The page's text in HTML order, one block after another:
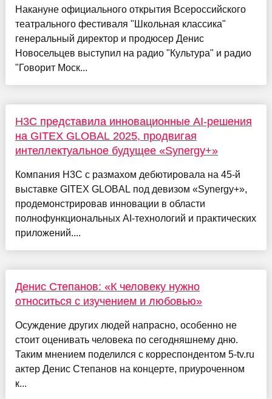
Накануне официального открытия Всероссийского
театрального фестиваля "Школьная классика"
генеральный директор и продюсер Денис
Новосельцев выступил на радио "Культура" и радио
"Говорит Моск...
H3C представила инновационные AI-решения
на GITEX GLOBAL 2025, продвигая
интеллектуальное будущее «Synergy+»
Компания H3C с размахом дебютировала на 45-й
выставке GITEX GLOBAL под девизом «Synergy+»,
продемонстрировав инновации в области
полнофункциональных AI-технологий и практических
приложений....
Денис Степанов: «К человеку нужно
относиться с изучением и любовью»
Осуждение других людей напрасно, особенно не
стоит оценивать человека по сегодняшнему дню.
Таким мнением поделился с корреспондентом 5-tv.ru
актер Денис Степанов на концерте, приуроченном
к...